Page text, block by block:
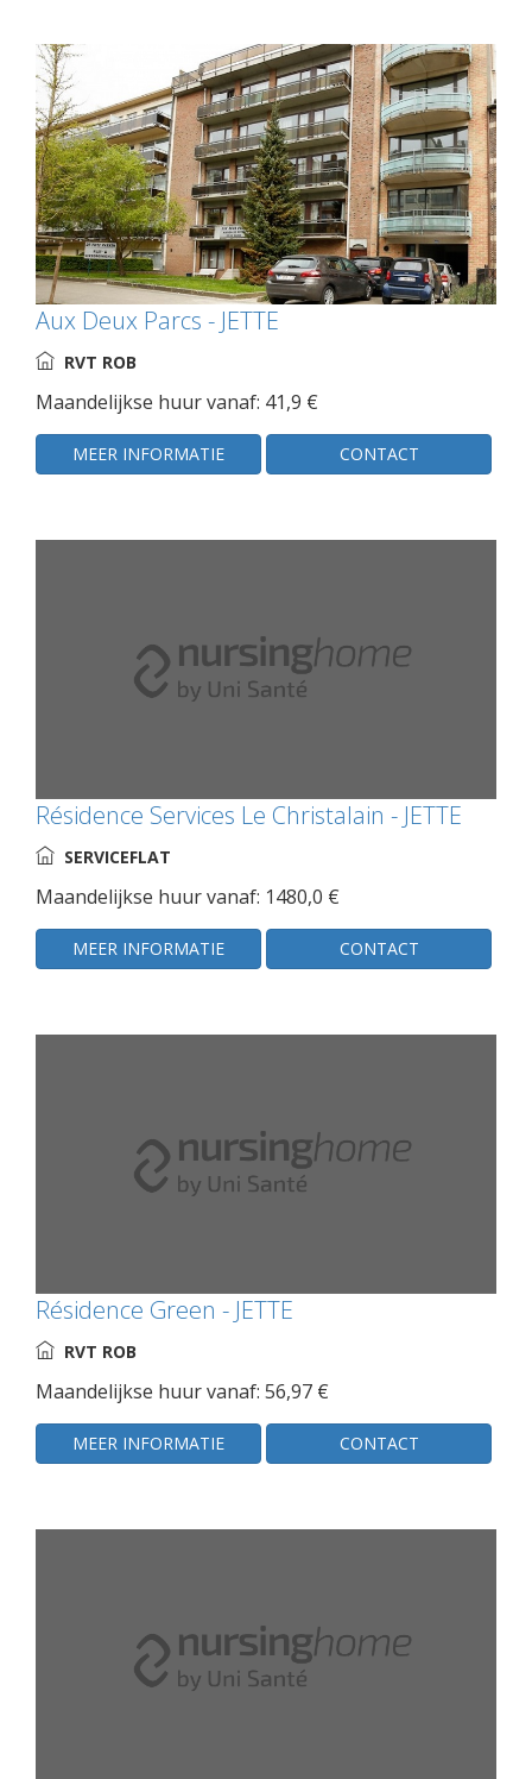
Aux Deux Parcs - JETTE
RVT ROB
Maandelijkse huur vanaf: 41,9 €
MEER INFORMATIE CONTACT
Résidence Services Le Christalain - JETTE
SERVICEFLAT
Maandelijkse huur vanaf: 1480,0 €
MEER INFORMATIE CONTACT
Résidence Green - JETTE
RVT ROB
Maandelijkse huur vanaf: 56,97 €
MEER INFORMATIE CONTACT